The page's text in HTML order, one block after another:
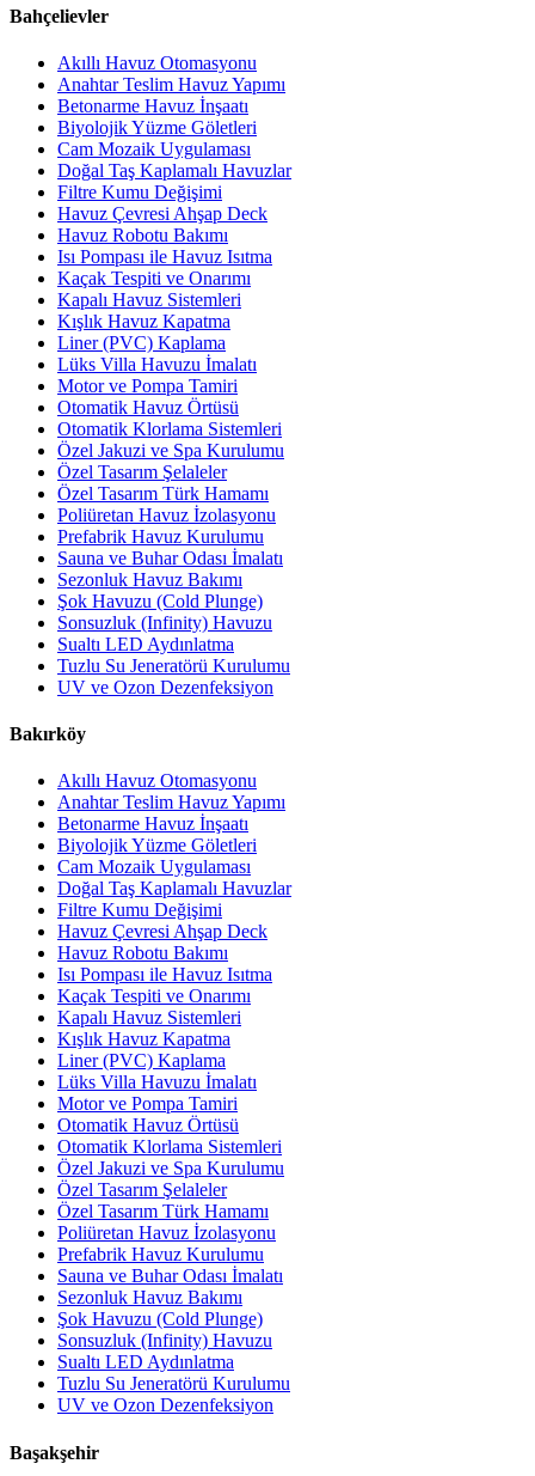
Bahçelievler
Akıllı Havuz Otomasyonu
Anahtar Teslim Havuz Yapımı
Betonarme Havuz İnşaatı
Biyolojik Yüzme Göletleri
Cam Mozaik Uygulaması
Doğal Taş Kaplamalı Havuzlar
Filtre Kumu Değişimi
Havuz Çevresi Ahşap Deck
Havuz Robotu Bakımı
Isı Pompası ile Havuz Isıtma
Kaçak Tespiti ve Onarımı
Kapalı Havuz Sistemleri
Kışlık Havuz Kapatma
Liner (PVC) Kaplama
Lüks Villa Havuzu İmalatı
Motor ve Pompa Tamiri
Otomatik Havuz Örtüsü
Otomatik Klorlama Sistemleri
Özel Jakuzi ve Spa Kurulumu
Özel Tasarım Şelaleler
Özel Tasarım Türk Hamamı
Poliüretan Havuz İzolasyonu
Prefabrik Havuz Kurulumu
Sauna ve Buhar Odası İmalatı
Sezonluk Havuz Bakımı
Şok Havuzu (Cold Plunge)
Sonsuzluk (Infinity) Havuzu
Sualtı LED Aydınlatma
Tuzlu Su Jeneratörü Kurulumu
UV ve Ozon Dezenfeksiyon
Bakırköy
Akıllı Havuz Otomasyonu
Anahtar Teslim Havuz Yapımı
Betonarme Havuz İnşaatı
Biyolojik Yüzme Göletleri
Cam Mozaik Uygulaması
Doğal Taş Kaplamalı Havuzlar
Filtre Kumu Değişimi
Havuz Çevresi Ahşap Deck
Havuz Robotu Bakımı
Isı Pompası ile Havuz Isıtma
Kaçak Tespiti ve Onarımı
Kapalı Havuz Sistemleri
Kışlık Havuz Kapatma
Liner (PVC) Kaplama
Lüks Villa Havuzu İmalatı
Motor ve Pompa Tamiri
Otomatik Havuz Örtüsü
Otomatik Klorlama Sistemleri
Özel Jakuzi ve Spa Kurulumu
Özel Tasarım Şelaleler
Özel Tasarım Türk Hamamı
Poliüretan Havuz İzolasyonu
Prefabrik Havuz Kurulumu
Sauna ve Buhar Odası İmalatı
Sezonluk Havuz Bakımı
Şok Havuzu (Cold Plunge)
Sonsuzluk (Infinity) Havuzu
Sualtı LED Aydınlatma
Tuzlu Su Jeneratörü Kurulumu
UV ve Ozon Dezenfeksiyon
Başakşehir